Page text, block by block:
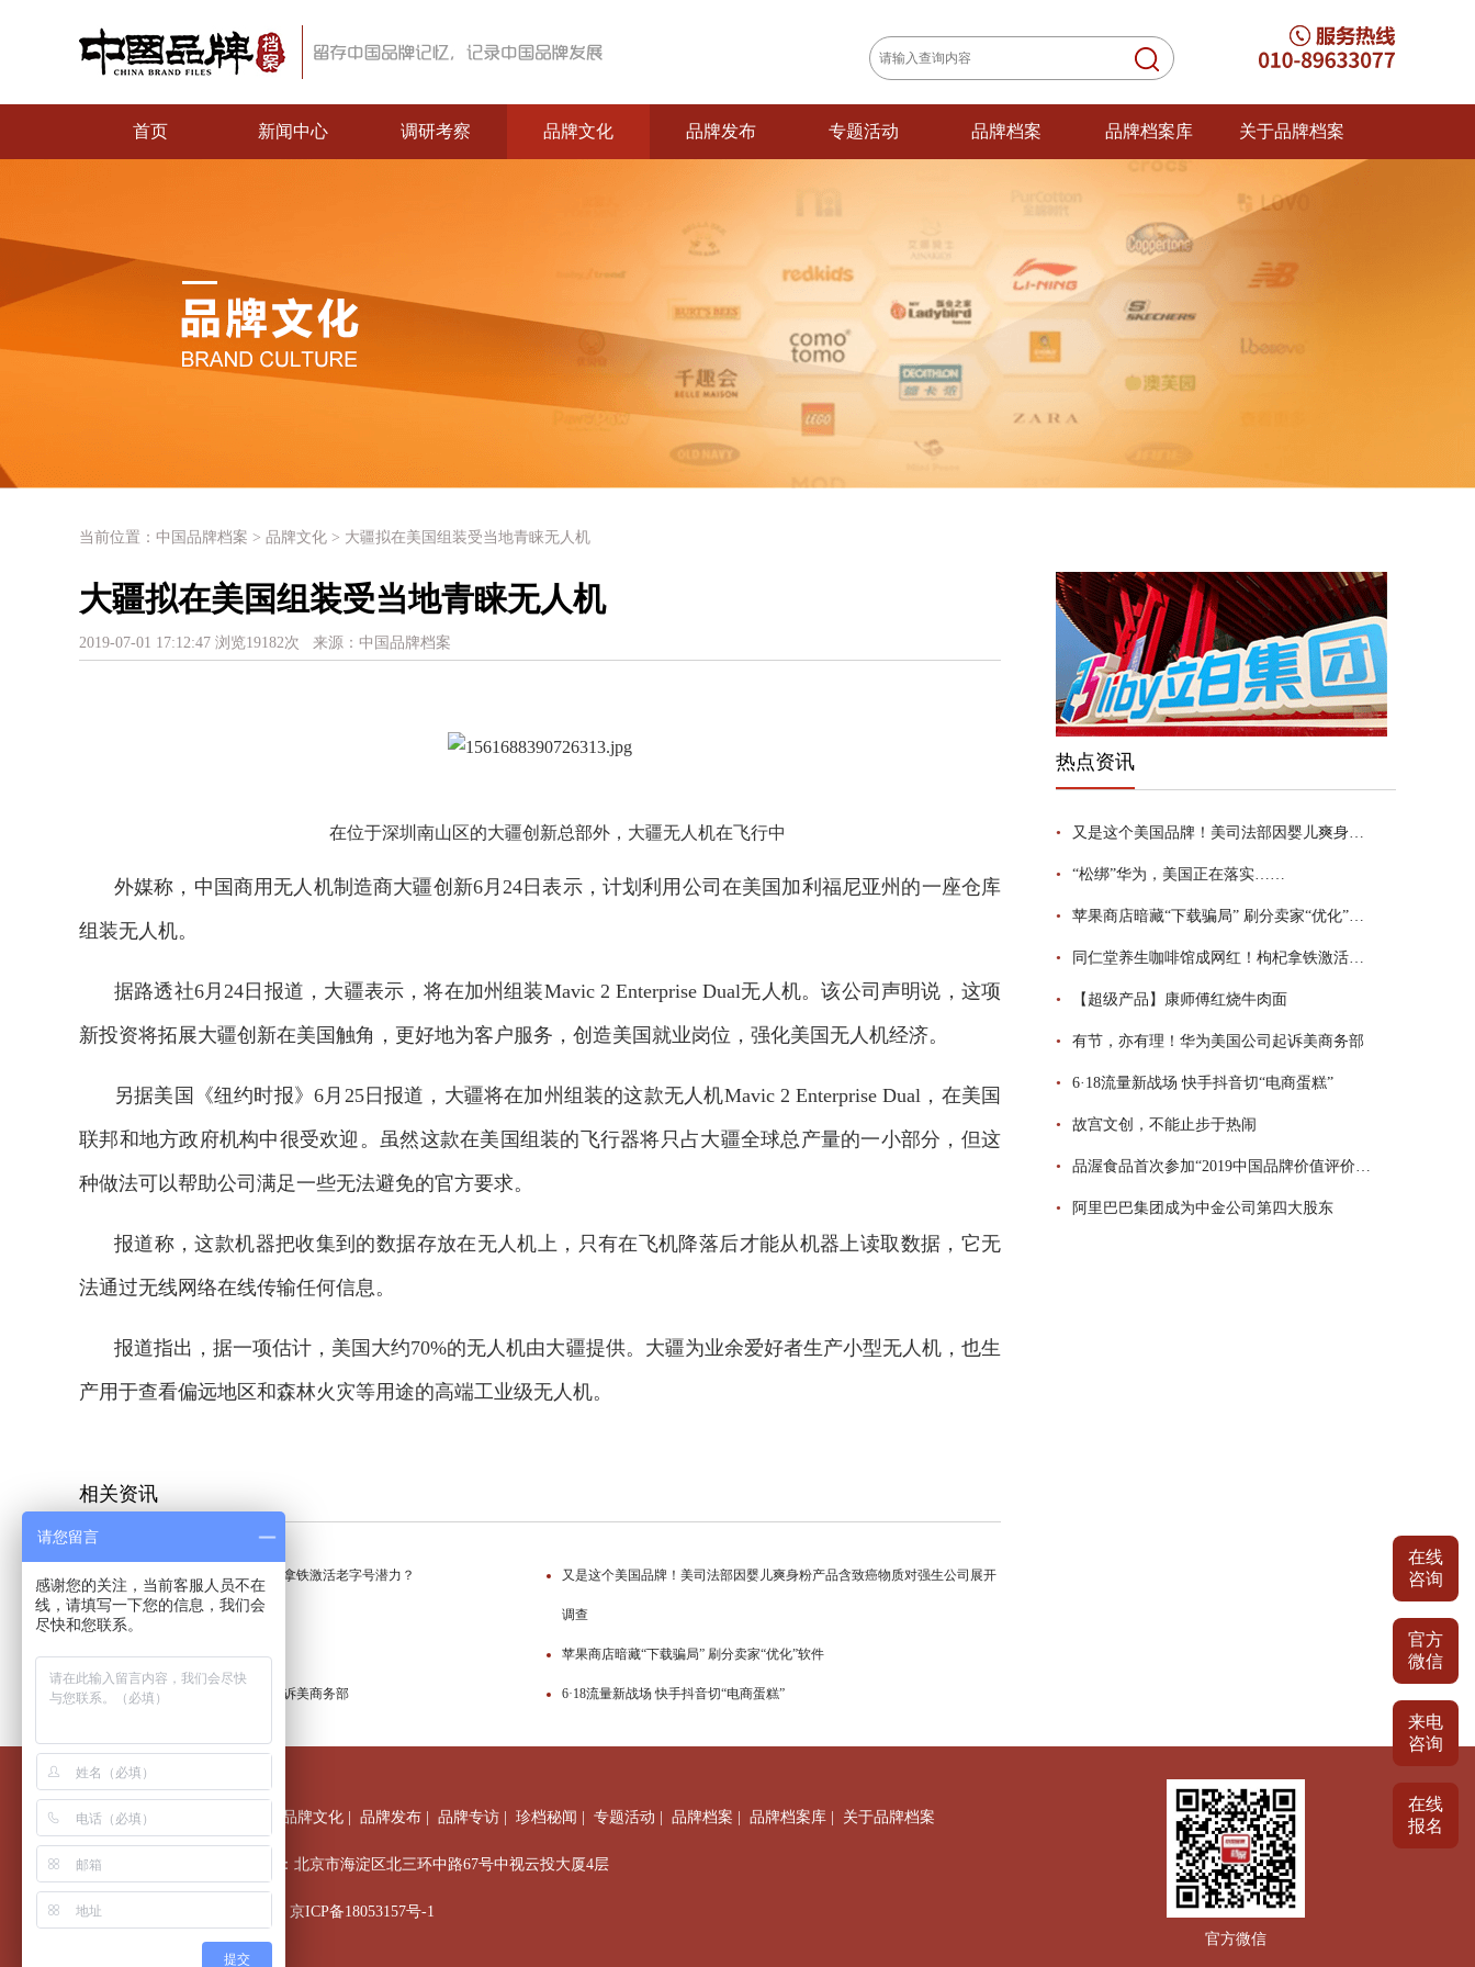
首页 新闻中心 调研考察 品牌文化 品牌发布 专题活动 品牌档案 品牌档案库 关于品牌档案
当前位置： 中国品牌档案 > 品牌文化 > 大疆拟在美国组装受当地青睐无人机
大疆拟在美国组装受当地青睐无人机
2019-07-01 17:12:47 浏览19182次 来源： 中国品牌档案
在位于深圳南山区的大疆创新总部外，大疆无人机在飞行中
外媒称，中国商用无人机制造商大疆创新6月24日表示，计划利用公司在美国加利福尼亚州的一座仓库
组装无人机。
据路透社6月24日报道，大疆表示，将在加州组装Mavic 2 Enterprise Dual无人机。该公司声明说，这项
新投资将拓展大疆创新在美国触角，更好地为客户服务，创造美国就业岗位，强化美国无人机经济。
另据美国《纽约时报》6月25日报道，大疆将在加州组装的这款无人机Mavic 2 Enterprise Dual，在美国
联邦和地方政府机构中很受欢迎。虽然这款在美国组装的飞行器将只占大疆全球总产量的一小部分，但这
种做法可以帮助公司满足一些无法避免的官方要求。
报道称，这款机器把收集到的数据存放在无人机上，只有在飞机降落后才能从机器上读取数据，它无
法通过无线网络在线传输任何信息。
报道指出，据一项估计，美国大约70%的无人机由大疆提供。大疆为业余爱好者生产小型无人机，也生
产用于查看偏远地区和森林火灾等用途的高端工业级无人机。
相关资讯
同仁堂养生咖啡馆成网红！枸杞拿铁激活老字号潜力？ 又是这个美国品牌！美司法部因婴儿爽身粉产品含致癌物质对强生公司展开
调查
“松绑”华为，美国正在落实…… 苹果商店暗藏“下载骗局” 刷分卖家“优化”软件
有节，亦有理！华为美国公司起诉美商务部 6·18流量新战场 快手抖音切“电商蛋糕”
热点资讯
• 又是这个美国品牌！美司法部因婴儿爽身粉产品含致癌物质对强生公司展开调查
• “松绑”华为，美国正在落实……
• 苹果商店暗藏“下载骗局” 刷分卖家“优化”软件
• 同仁堂养生咖啡馆成网红！枸杞拿铁激活老字号潜力？
• 【超级产品】康师傅红烧牛肉面
• 有节，亦有理！华为美国公司起诉美商务部
• 6·18流量新战场 快手抖音切“电商蛋糕”
• 故宫文创，不能止步于热闹
• 品渥食品首次参加“2019中国品牌价值评价”引关注
• 阿里巴巴集团成为中金公司第四大股东
首页 |新闻中心 品牌文化 品牌发布 品牌专访 珍档秘闻 专题活动 品牌档案 品牌档案库 关于品牌档案
联系电话：400-656-6376 地址：北京市海淀区北三环中路67号中视云投大厦4层
Copyright©2018 中国品牌档案 京ICP备18053157号-1
京公网安备11010802046925号
官方微信
在线
咨询
官方
微信
来电
咨询
在线
报名
请您留言
感谢您的关注，当前客服人员不在
线，请填写一下您的信息，我们会
尽快和您联系。
提交